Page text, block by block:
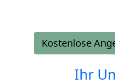
Kostenlose
Ihr